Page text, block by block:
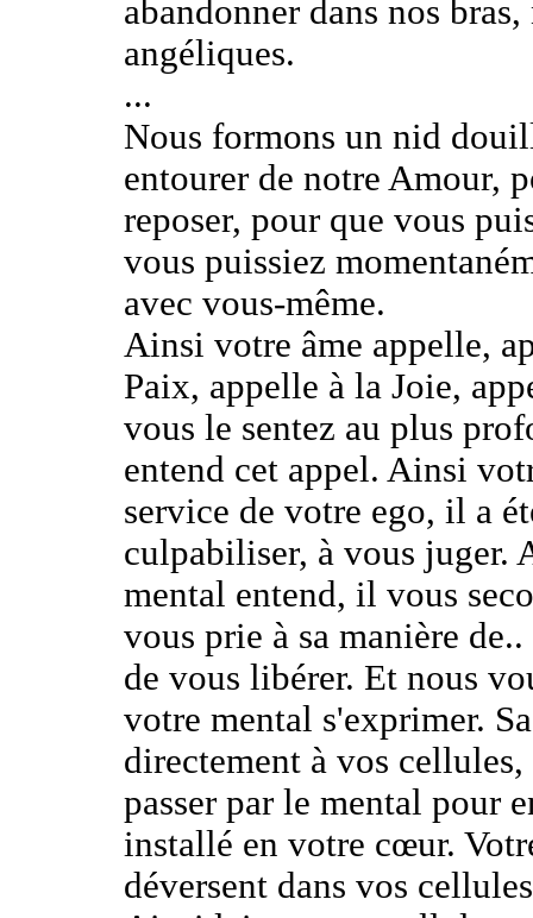
abandonner dans nos
angéliques.
...
Nous formons un nid
entourer de notre Amour,
reposer, pour que vous
vous puissiez
avec vous-même.
Ainsi votre âme appelle,
Paix, appelle à la Joie,
vous le sentez au plus
entend cet appel. Ainsi
service de votre ego, il a
culpabiliser, à vous juger.
mental entend, il vous
vous prie à sa manière
de vous libérer. Et nous
votre mental s'exprimer.
directement à vos
passer par le mental pour
installé en votre cœur.
déversent dans vos